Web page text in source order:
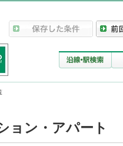
ョン・アパート